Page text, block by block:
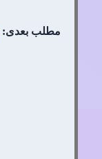
مطلب بعدی: